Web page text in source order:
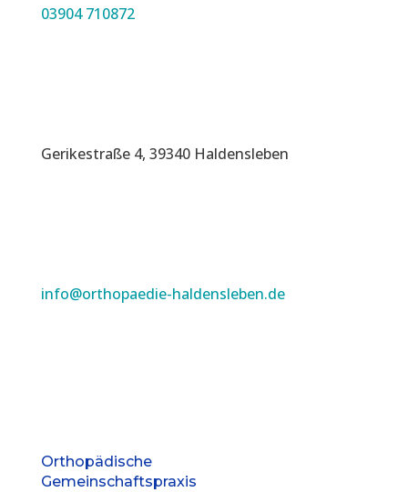
03904 710872
Gerikestraße 4, 39340 Haldensleben
info@orthopaedie-haldensleben.de
Orthopädische
Gemeinschaftspraxis